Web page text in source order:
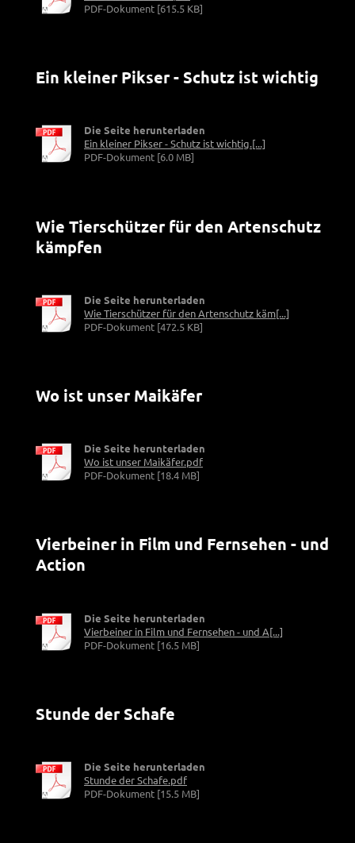
PDF-Dokument [615.5 KB]
Ein kleiner Pikser - Schutz ist wichtig
Die Seite herunterladen
Ein kleiner Pikser - Schutz ist wichtig.[...]
PDF-Dokument [6.0 MB]
Wie Tierschützer für den Artenschutz
kämpfen
Die Seite herunterladen
Wie Tierschützer für den Artenschutz käm[...]
PDF-Dokument [472.5 KB]
Wo ist unser Maikäfer
Die Seite herunterladen
Wo ist unser Maikäfer.pdf
PDF-Dokument [18.4 MB]
Vierbeiner in Film und Fernsehen - und
Action
Die Seite herunterladen
Vierbeiner in Film und Fernsehen - und A[...]
PDF-Dokument [16.5 MB]
Stunde der Schafe
Die Seite herunterladen
Stunde der Schafe.pdf
PDF-Dokument [15.5 MB]